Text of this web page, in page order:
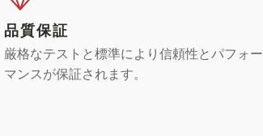
品質保証
厳格なテストと標準により信頼性とパフォー
マンスが保証されます。